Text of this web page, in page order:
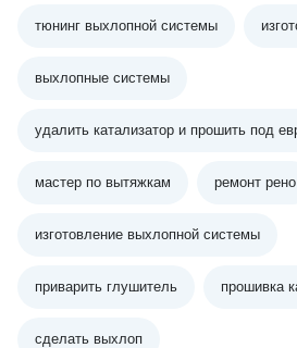
тюнинг выхлопной системы
выхлопные системы
удалить катализатор и прошить под
мастер по вытяжкам ремонт рено
изготовление выхлопной системы
приварить глушитель прошивка
сделать выхлоп